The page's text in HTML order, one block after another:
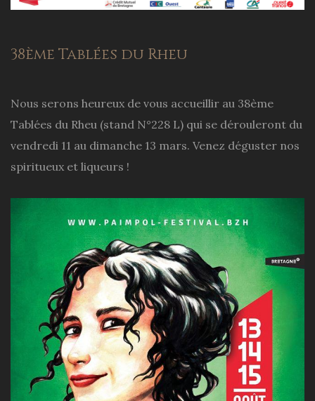
38ème Tablées du Rheu
Nous serons heureux de vous accueillir au 38ème
Tablées du Rheu (stand N°228 L) qui se dérouleront du
vendredi 11 au dimanche 13 mars. Venez déguster nos
spiritueux et liqueurs !